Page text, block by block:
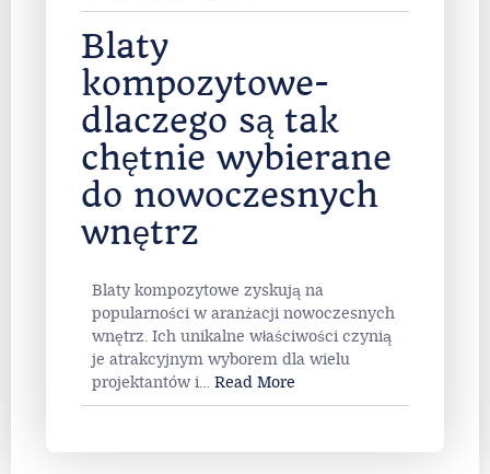
Blaty
kompozytowe-
dlaczego są tak
chętnie wybierane
do nowoczesnych
wnętrz
Blaty kompozytowe zyskują na
popularności w aranżacji nowoczesnych
wnętrz. Ich unikalne właściwości czynią
je atrakcyjnym wyborem dla wielu
projektantów i… Read More